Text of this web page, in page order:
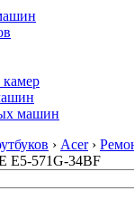
машин
› Acer›
E5-571G-34BF